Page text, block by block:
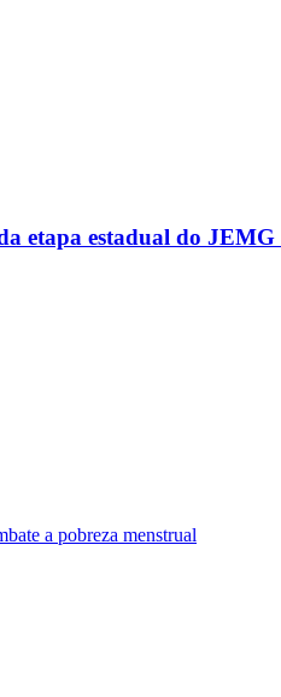
etapa estadual do
a pobreza menstrual